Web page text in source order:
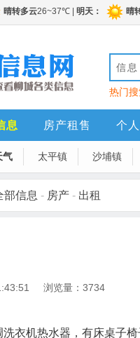
信息
热门搜
息 房产租售 个
气 太平镇 沙埔镇
部信息 - 房产 - 出租
浏览量：3734
衣机热水器，有床桌子